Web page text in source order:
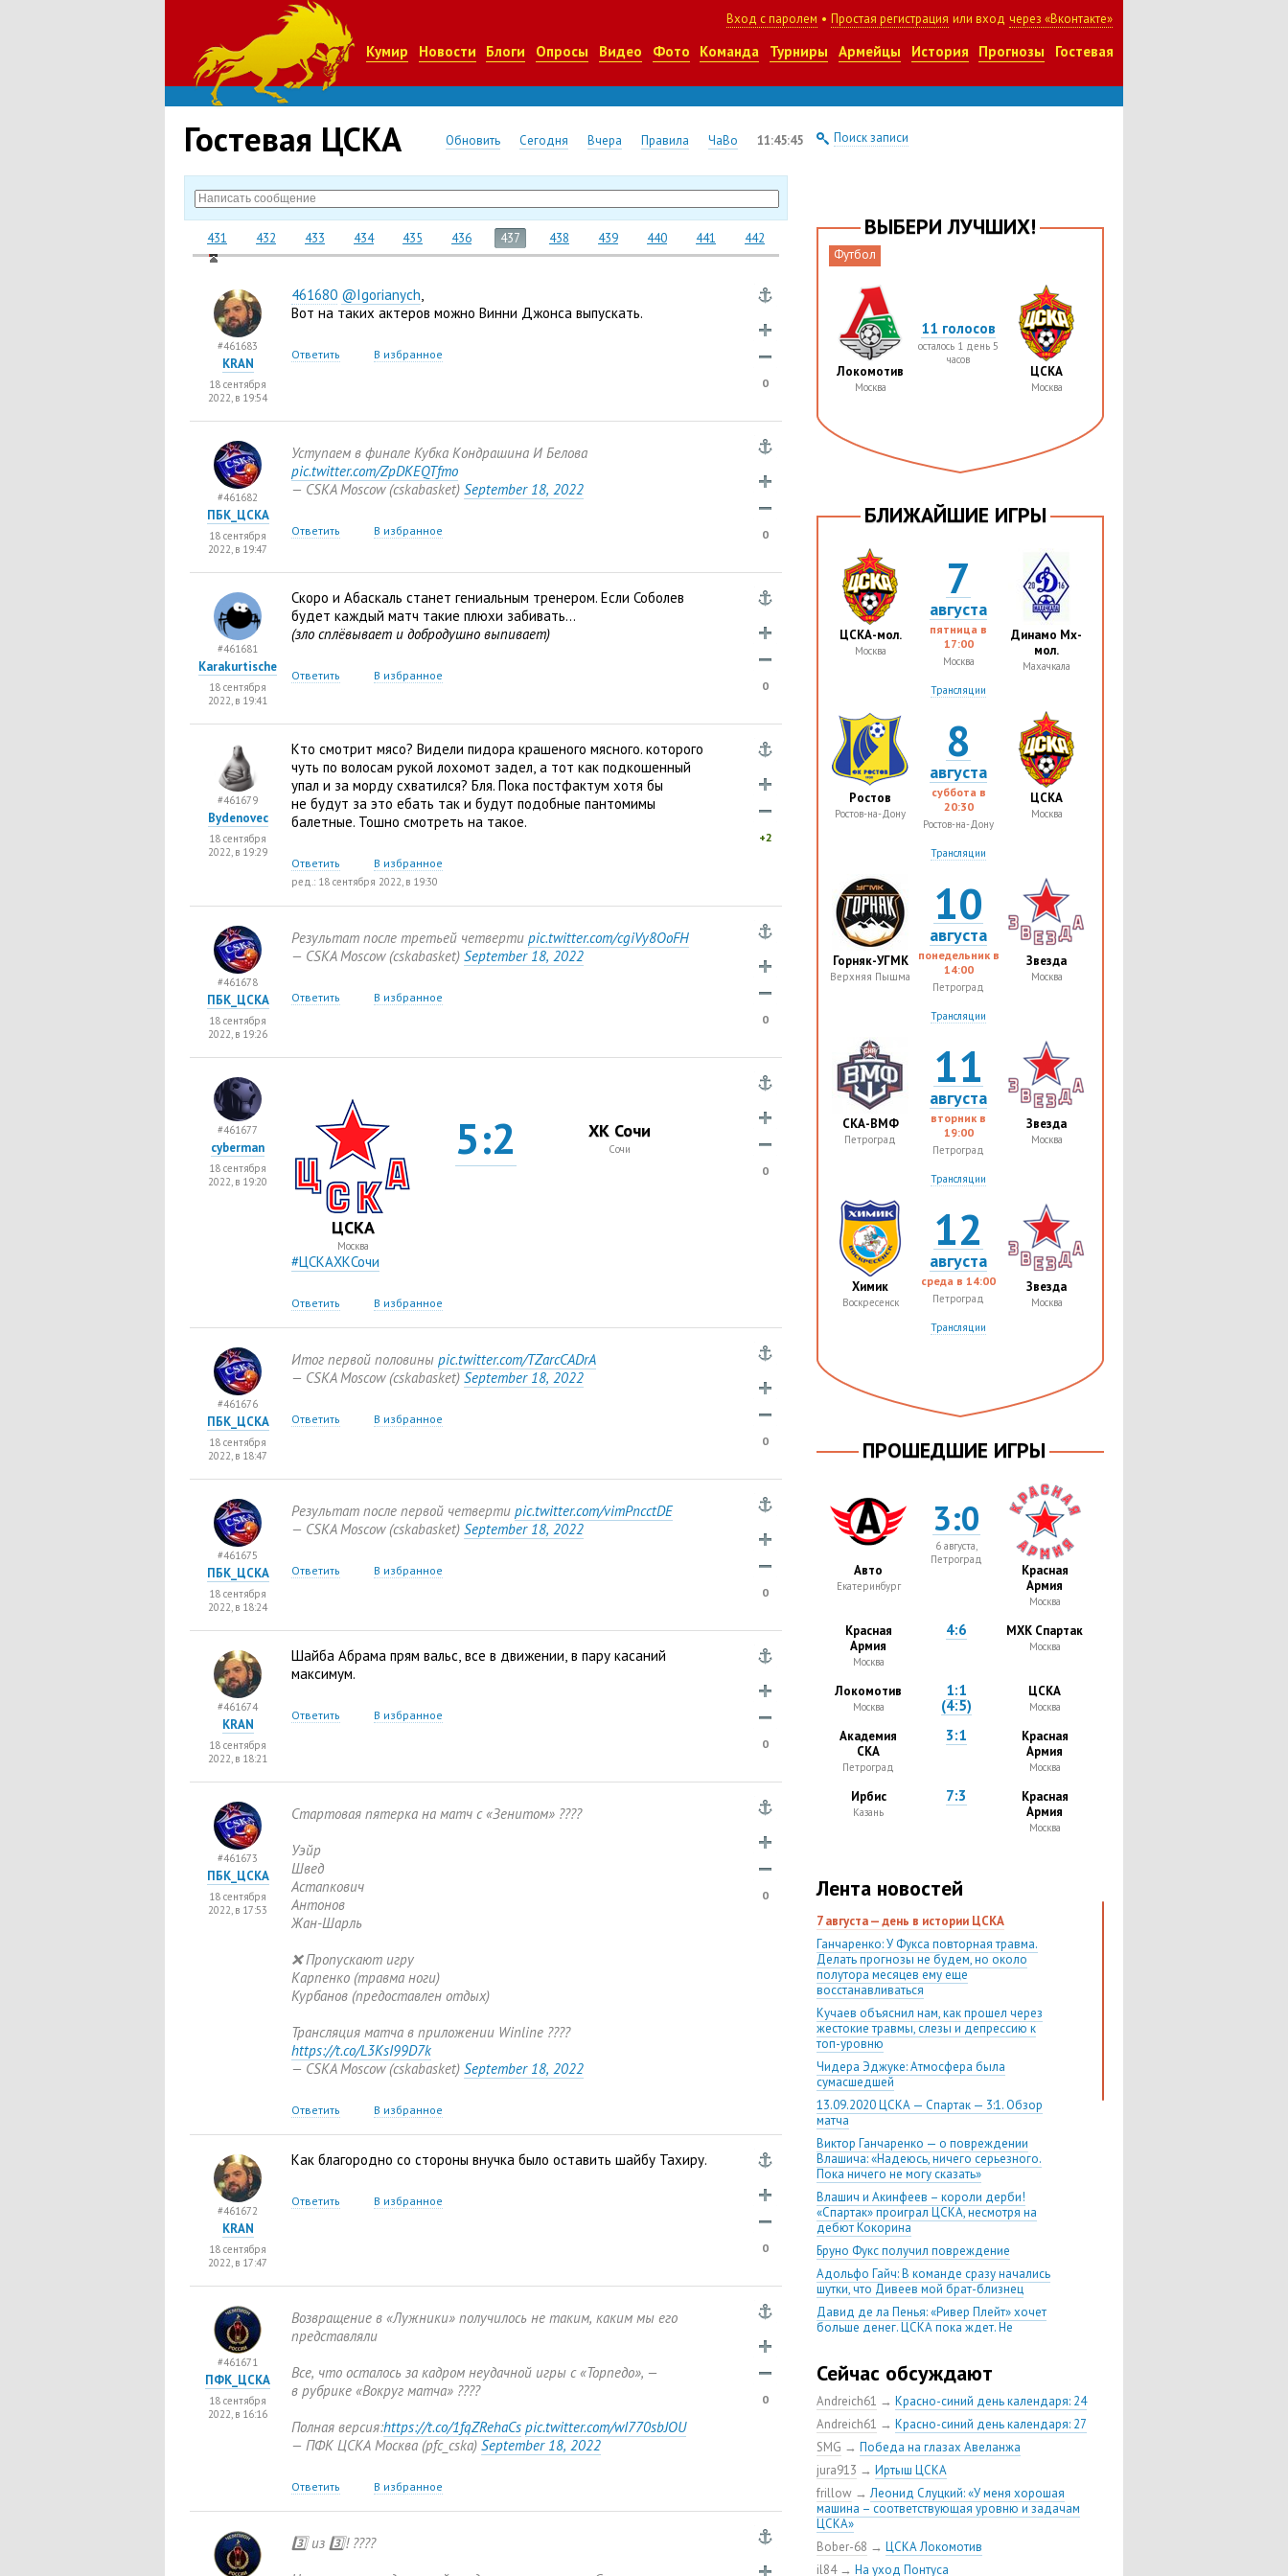
Вход с паролем • Простая регистрация или вход через «Вконтакте»
Кумир Новости Блоги Опросы Видео Фото Команда Турниры Армейцы История Прогнозы Гостевая
Гостевая ЦСКА Обновить Сегодня Вчера Правила ЧаВо 11:45:46 Поиск записи
431 432 433 434 435 436 437 438 439 440 441 442
461680 @Igorianych,
Вот на таких актеров можно Винни Джонса выпускать.
Ответить В избранное
#461683
KRAN
18 сентября
2022, в 19:54
0
Уступаем в финале Кубка Кондрашина И Белова
pic.twitter.com/ZpDKEQTfmo
— CSKA Moscow (cskabasket) September 18, 2022
Ответить В избранное
#461682
ПБК_ЦСКА
18 сентября
2022, в 19:47
0
Скоро и Абаскаль станет гениальным тренером. Если Соболев
будет каждый матч такие плюхи забивать…
(зло сплёвывает и добродушно выпивает)
Ответить В избранное
#461681
Karakurtische
18 сентября
2022, в 19:41
0
Кто смотрит мясо? Видели пидора крашеного мясного. которого
чуть по волосам рукой лохомот задел, а тот как подкошенный
упал и за морду схватился? Бля. Пока постфактум хотя бы
не будут за это ебать так и будут подобные пантомимы
балетные. Тошно смотреть на такое.
Ответить В избранное
ред.: 18 сентября 2022, в 19:30
#461679
Bydenovec
18 сентября
2022, в 19:29
+2
Результат после третьей четверти pic.twitter.com/cgiVy8OoFH
— CSKA Moscow (cskabasket) September 18, 2022
Ответить В избранное
#461678
ПБК_ЦСКА
18 сентября
2022, в 19:26
0
ЦСКА
Москва
5:2 ХК Сочи
Сочи
#ЦСКАХКСочи
Ответить В избранное
#461677
cyberman
18 сентября
2022, в 19:20
0
Итог первой половины pic.twitter.com/TZarcCADrA
— CSKA Moscow (cskabasket) September 18, 2022
Ответить В избранное
#461676
ПБК_ЦСКА
18 сентября
2022, в 18:47
0
Результат после первой четверти pic.twitter.com/vimPncctDE
— CSKA Moscow (cskabasket) September 18, 2022
Ответить В избранное
#461675
ПБК_ЦСКА
18 сентября
2022, в 18:24
0
Шайба Абрама прям вальс, все в движении, в пару касаний
максимум.
Ответить В избранное
#461674
KRAN
18 сентября
2022, в 18:21
0
Стартовая пятерка на матч с «Зенитом» ????
Уэйр
Швед
Астапкович
Антонов
Жан-Шарль
❌ Пропускают игру
Карпенко (травма ноги)
Курбанов (предоставлен отдых)
Трансляция матча в приложении Winline ????
https://t.co/L3KsI99D7k
— CSKA Moscow (cskabasket) September 18, 2022
Ответить В избранное
#461673
ПБК_ЦСКА
18 сентября
2022, в 17:53
0
Как благородно со стороны внучка было оставить шайбу Тахиру.
Ответить В избранное
#461672
KRAN
18 сентября
2022, в 17:47
0
Возвращение в «Лужники» получилось не таким, каким мы его
представляли
Все, что осталось за кадром неудачной игры с «Торпедо», —
в рубрике «Вокруг матча» ????
Полная версия:https://t.co/1fqZRehaCs pic.twitter.com/wI770sbJOU
— ПФК ЦСКА Москва (pfc_cska) September 18, 2022
Ответить В избранное
#461671
ПФК_ЦСКА
18 сентября
2022, в 16:16
0
3️⃣ из 3️⃣! ????
ВЫБЕРИ ЛУЧШИХ!
Футбол
Локомотив
Москва
11 голосов
осталось 1 день 5
часов
ЦСКА
Москва
БЛИЖАЙШИЕ ИГРЫ
ЦСКА-мол.
Москва
7
августа
пятница в
17:00
Москва
Трансляции
Динамо Мх-
мол.
Махачкала
Ростов
Ростов-на-Дону
8
августа
суббота в
20:30
Ростов-на-Дону
Трансляции
ЦСКА
Москва
Горняк-УГМК
Верхняя Пышма
10
августа
понедельник в
14:00
Петроград
Трансляции
Звезда
Москва
СКА-ВМФ
Петроград
11
августа
вторник в
19:00
Петроград
Трансляции
Звезда
Москва
Химик
Воскресенск
12
августа
среда в 14:00
Петроград
Трансляции
Звезда
Москва
ПРОШЕДШИЕ ИГРЫ
Авто
Екатеринбург
3:0
6 августа,
Петроград
Красная
Армия
Москва
Красная
Армия
Москва
4:6 МХК Спартак
Москва
Локомотив
Москва
1:1
(4:5)
ЦСКА
Москва
Академия
СКА
Петроград
3:1
Красная
Армия
Москва
Ирбис
Казань
7:3
Красная
Армия
Москва
Лента новостей
7 августа — день в истории ЦСКА
Ганчаренко: У Фукса повторная травма.
Делать прогнозы не будем, но около
полутора месяцев ему еще
восстанавливаться
Кучаев объяснил нам, как прошел через
жестокие травмы, слезы и депрессию к
топ-уровню
Чидера Эджуке: Атмосфера была
сумасшедшей
13.09.2020 ЦСКА — Спартак — 3:1. Обзор
матча
Виктор Ганчаренко — о повреждении
Влашича: «Надеюсь, ничего серьезного.
Пока ничего не могу сказать»
Влашич и Акинфеев – короли дерби!
«Спартак» проиграл ЦСКА, несмотря на
дебют Кокорина
Бруно Фукс получил повреждение
Адольфо Гайч: В команде сразу начались
шутки, что Дивеев мой брат-близнец
Давид де ла Пенья: «Ривер Плейт» хочет
больше денег. ЦСКА пока ждет. Не
08.08.2020 Химки — ЦСКА — 0:2. Обзор
матча
Первый матч сезона в РПЛ —
увереннейшая победа ЦСКА. Гончаренко
выпустил 11 россиян в старте
Ганчаренко — о Гайче: «Если покупаем за
большие деньги, значит, рассчитываем как
на основного форварда»
Ганчаренко: «Влашича сложно заменить,
но Кучаеву и Дзагоеву сегодня это
удалось»
Константин Кучаев: «Гол забивает
Сейчас обсуждают
Andreich61 → Красно-синий день календаря: 24
Andreich61 → Красно-синий день календаря: 27
SMG → Победа на глазах Авеланжа
jura913 → Иртыш ЦСКА
frillow →Леонид Слуцкий: «У меня хорошая
машина – соответствующая уровню и задачам
ЦСКА»
Bober-68 → ЦСКА Локомотив
il84→ На уход Понтуса